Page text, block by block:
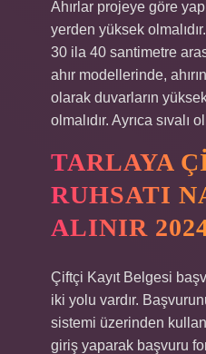
Ahırlar projeye göre
yerden yüksek
30 ila 40 santimetre
ahır modellerinde,
olarak duvarların
olmalıdır. Ayrıca sıvalı
TARLAYA
RUHSATI
ALINIR
Çiftçi Kayıt Belgesi
iki yolu vardır.
sistemi üzerinden
giriş yaparak başvuru